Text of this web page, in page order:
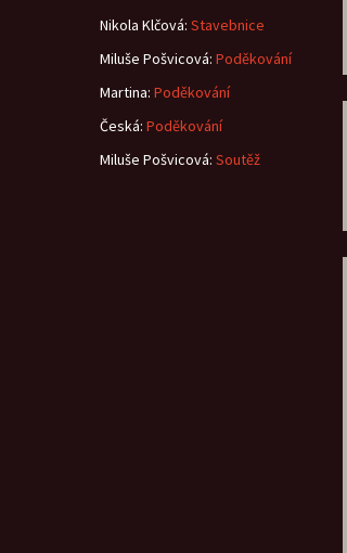
Nikola Klčová: Stavebnice
Miluše Pošvicová: Poděkování
Martina: Poděkování
Česká: Poděkování
Miluše Pošvicová: Soutěž